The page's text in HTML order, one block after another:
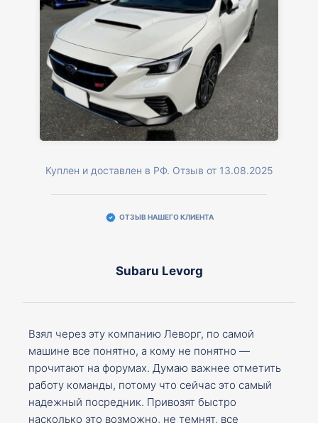
Куплен и доставлен в РФ. Отзыв от 13.08.2025
ОТЗЫВ НАШЕГО КЛИЕНТА
Subaru Levorg
Взял через эту компанию Леворг, по самой
машине все понятно, а кому не понятно —
прочитают на форумах. Думаю важнее отметить
работу команды, потому что сейчас это самый
надежный посредник. Привозят быстро
насколько это возможно, не темнят, все